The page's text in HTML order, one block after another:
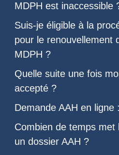
MDPH est inaccessible
Suis-je éligible à la
pour le renouvellement
MDPH ?
Quelle suite une fois
accepté ?
Demande AAH en ligne
Combien de temps
un dossier AAH ?